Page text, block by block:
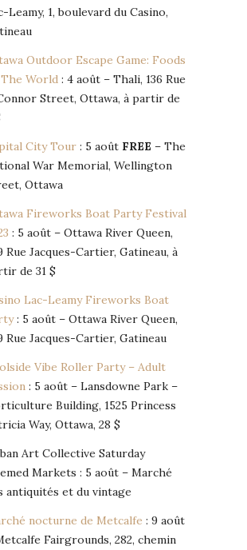
Leamy, 1, boulevard du Casino,
Outdoor Escape Game: Foods
World : 4 août – Thali, 136 Rue
Street, Ottawa, à partir de
City Tour : 5 août FREE – The
War Memorial, Wellington
Ottawa
Fireworks Boat Party Festival
: 5 août – Ottawa River Queen,
Rue Jacques-Cartier, Gatineau, à
de 31 $
Lac-Leamy Fireworks Boat
: 5 août – Ottawa River Queen,
Rue Jacques-Cartier, Gatineau
Vibe Roller Party – Adult
: 5 août – Lansdowne Park –
Building, 1525 Princess
Way, Ottawa, 28 $
Art Collective Saturday
Markets : 5 août – Marché
antiquités et du vintage
nocturne de Metcalfe : 9 août
Fairgrounds, 282, chemin